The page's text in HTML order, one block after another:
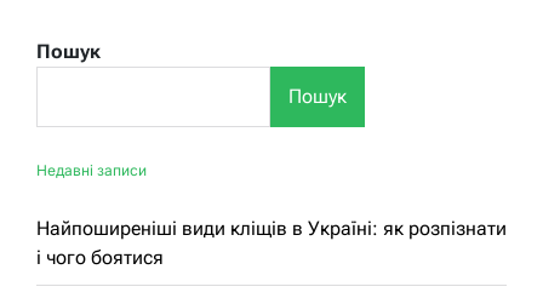
Пошук
Пошук
Недавні записи
Найпоширеніші види кліщів в Україні: як розпізнати
і чого боятися